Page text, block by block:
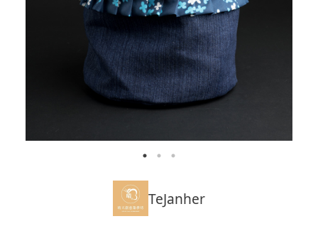
TeJanher